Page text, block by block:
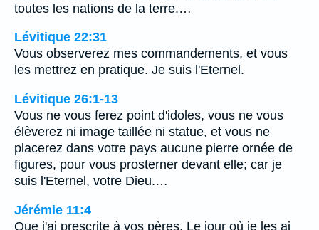
toutes les nations de la terre.…
Lévitique 22:31
Vous observerez mes commandements, et vous
les mettrez en pratique. Je suis l'Eternel.
Lévitique 26:1-13
Vous ne vous ferez point d'idoles, vous ne vous
élèverez ni image taillée ni statue, et vous ne
placerez dans votre pays aucune pierre ornée de
figures, pour vous prosterner devant elle; car je
suis l'Eternel, votre Dieu.…
Jérémie 11:4
Que j'ai prescrite à vos pères, Le jour où je les ai